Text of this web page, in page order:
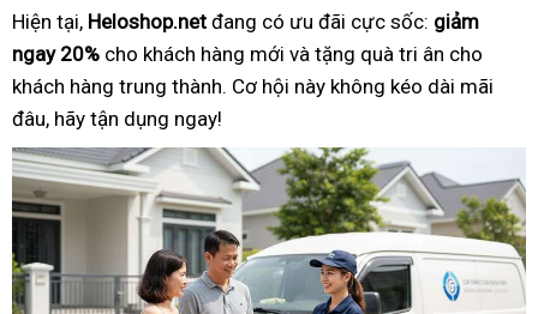
Hiện tại, Heloshop.net đang có ưu đãi cực sốc: giảm
ngay 20% cho khách hàng mới và tặng quà tri ân cho
khách hàng trung thành. Cơ hội này không kéo dài mãi
đâu, hãy tận dụng ngay!